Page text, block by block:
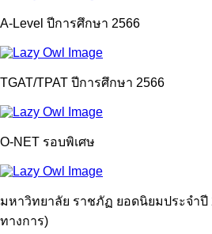
A-Level ปีการศึกษา 2566
TGAT/TPAT ปีการศึกษา 2566
O-NET รอบพิเศษ
มหาวิทยาลัย ราชภัฏ ยอดนิยมประจำปี
ทางการ)